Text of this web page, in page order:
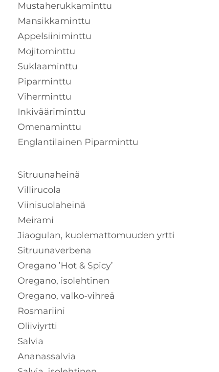
Mustaherukkaminttu
Mansikkaminttu
Appelsiiniminttu
Mojitominttu
Suklaaminttu
Piparminttu
Viherminttu
Inkivääriminttu
Omenaminttu
Englantilainen Piparminttu
Sitruunaheinä
Villirucola
Viinisuolaheinä
Meirami
Jiaogulan, kuolemattomuuden yrtti
Sitruunaverbena
Oregano ’Hot & Spicy’
Oregano, isolehtinen
Oregano, valko-vihreä
Rosmariini
Oliiviyrtti
Salvia
Ananassalvia